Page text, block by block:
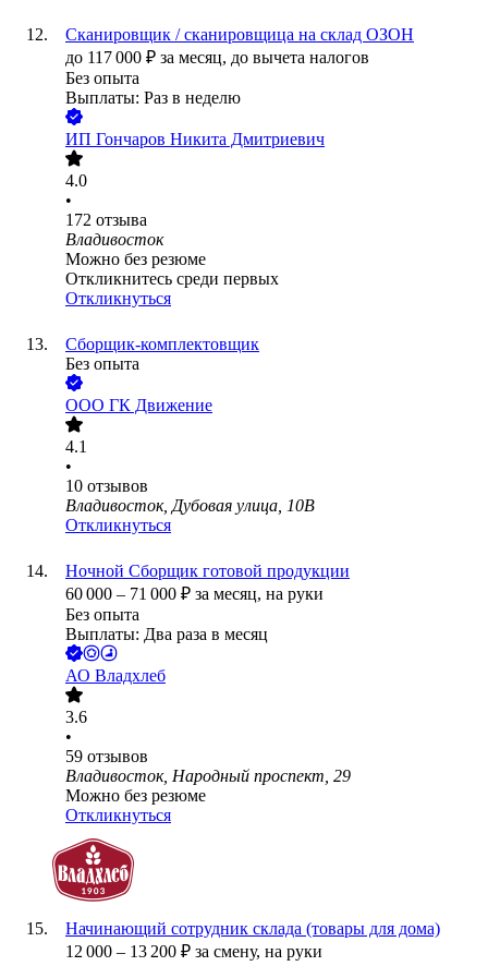
Сканировщик / сканировщица на склад ОЗОН
до 117 000 ₽ за месяц, до вычета налогов
Без опыта
Выплаты: Раз в неделю
ИП Гончаров Никита Дмитриевич
4.0
•
172 отзыва
Владивосток
Можно без резюме
Откликнитесь среди первых
Откликнуться
Сборщик-комплектовщик
Без опыта
ООО ГК Движение
4.1
•
10 отзывов
Владивосток, Дубовая улица, 10В
Откликнуться
Ночной Сборщик готовой продукции
60 000 – 71 000 ₽ за месяц, на руки
Без опыта
Выплаты: Два раза в месяц
АО Владхлеб
3.6
•
59 отзывов
Владивосток, Народный проспект, 29
Можно без резюме
Откликнуться
Начинающий сотрудник склада (товары для дома)
12 000 – 13 200 ₽ за смену, на руки